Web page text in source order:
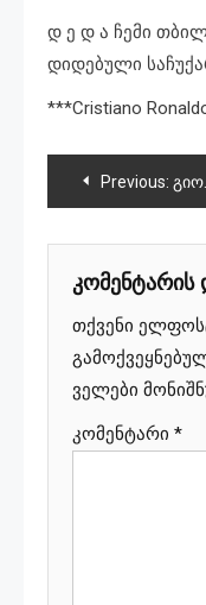
დ ე დ ა ჩემი
დიდებული
***Cristiano
პოსტის
Previous: გიორგი მამარდაშვილი საუკეთესო მეკარედ დასახელდა
კომენტარის
თქვენი
ველები
კომენტარი *